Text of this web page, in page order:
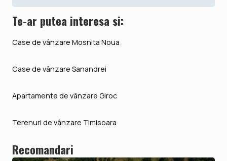
Te-ar putea interesa si:
Case de vânzare Mosnita Noua
Case de vânzare Sanandrei
Apartamente de vânzare Giroc
Terenuri de vânzare Timisoara
Recomandari